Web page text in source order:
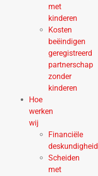
met
kinderen
Kosten
beëindigen
geregistreerd
partnerschap
zonder
kinderen
Hoe
werken
wij
Financiële
deskundigheid
Scheiden
met